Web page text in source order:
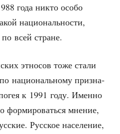
года никто осо­бо
наци­о­наль­но­сти,
всей стране.
этно­сов тоже ста­ли
наци­о­наль­но­му при­зна­
к 1991 году. Имен­но
фор­ми­ро­вать­ся мне­ние,
Рус­ское насе­ле­ние,